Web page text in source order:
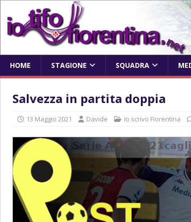
HOME STAGIONE SQUADRA
Salvezza in partita doppia
13 Maggio 2021 Davide Io scrivo Fiorentina